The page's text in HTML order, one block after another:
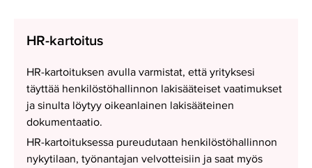
HR-kartoitus
HR-kartoituksen avulla varmistat, että yrityksesi
täyttää henkilöstöhallinnon lakisääteiset vaatimukset
ja sinulta löytyy oikeanlainen lakisääteinen
dokumentaatio.
HR-kartoituksessa pureudutaan henkilöstöhallinnon
nykytilaan, työnantajan velvotteisiin ja saat myös
kartoitus